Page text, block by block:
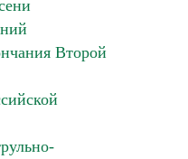
Второй